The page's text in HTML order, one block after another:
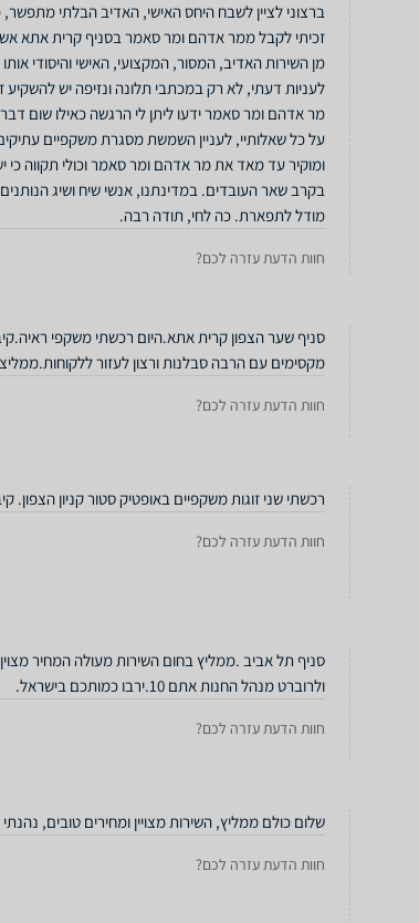
ברצוני לציין לשבח היחס האישי, האדיב הבלתי
זכיתי לקבל ממר אדהם ומר סאמר בסניף קרית אתא
מן השירות האדיב, המסור, המקצועי, האישי והיסודי
לעניות דעתי, לא רק במכתבי תלונה ונזיפה יש להשקיע
מר אדהם ומר סאמר ידעו ליתן לי הרגשה כאילו שום
על כל שאלותיי, לעניין השמשת מסגרת משקפיים
ומוקיר עד מאד את מר אדהם ומר סאמר וכולי תקווה כי
בקרב שאר העובדים. במדינתנו, אנשי שיח ושיג
מודל לתפארת. כה לחי, תודה רבה.
חוות הדעת עזרה לכם?
סניף שער הצפון קרית אתא.היום רכשתי משקפי
מקסימים עם הרבה סבלנות ורצון לעזור
חוות הדעת עזרה לכם?
רכשתי שני זוגות משקפיים באופטיק סטור קניון
חוות הדעת עזרה לכם?
סניף תל אביב .ממליץ בחום השירות מעולה המחיר
ולרוברט מנהל החנות אתם 10.ירבו כמותכם בישראל.
חוות הדעת עזרה לכם?
שלום כולם ממליץ, השירות מצויין ומחירים טובים,
חוות הדעת עזרה לכם?